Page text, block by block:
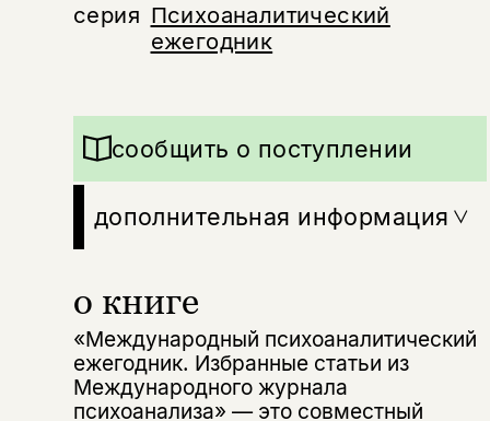
серия Психоаналитический
ежегодник
о книге
«Международный психоаналитический
ежегодник. Избранные статьи из
Международного журнала
психоанализа» — это совместный
сообщить о поступлении
дополнительная информация